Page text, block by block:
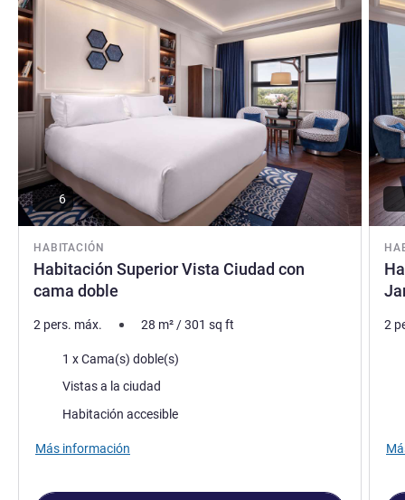
HABITACIÓN
Habitación Superior Vista Ciudad con
cama doble
6
2 pers. máx. 28 m²/301 sq ft
Ropa de cama
1 x Cama(s) doble(s)
Views :Vistas a la ciudad
Habitación accesible
Más información
2